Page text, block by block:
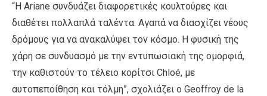
“Η Ariane συνδυάζει διαφορετικές κουλτούρες και
διαθέτει πολλαπλά ταλέντα. Αγαπά να διασχίζει νέους
δρόμους για να ανακαλύψει τον κόσμο. Η φυσική της
χάρη σε συνδυασμό με την εντυπωσιακή της ομορφιά,
την καθιστούν το τέλειο κορίτσι Chloé, με
αυτοπεποίθηση και τόλμη”, σχολιάζει ο Geoffroy de la